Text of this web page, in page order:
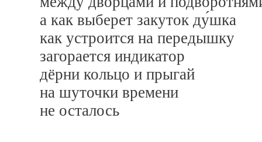
а как выберет закуток ду́шка
как устроится на передышку
загорается индикатор
дёрни кольцо и прыгай
на шуточки времени
не осталось